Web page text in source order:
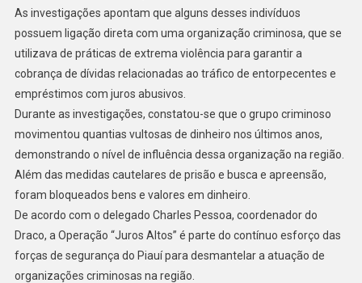
As investigações apontam que alguns desses indivíduos
possuem ligação direta com uma organização criminosa, que se
utilizava de práticas de extrema violência para garantir a
cobrança de dívidas relacionadas ao tráfico de entorpecentes e
empréstimos com juros abusivos.
Durante as investigações, constatou-se que o grupo criminoso
movimentou quantias vultosas de dinheiro nos últimos anos,
demonstrando o nível de influência dessa organização na região.
Além das medidas cautelares de prisão e busca e apreensão,
foram bloqueados bens e valores em dinheiro.
De acordo com o delegado Charles Pessoa, coordenador do
Draco, a Operação “Juros Altos” é parte do contínuo esforço das
forças de segurança do Piauí para desmantelar a atuação de
organizações criminosas na região.